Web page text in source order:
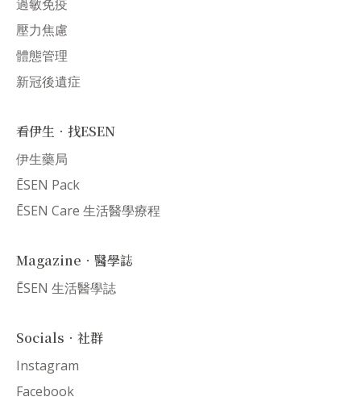
過敏免疫
壓力焦慮
體態管理
新冠後遺症
看伊生．找ESEN
伊生藥局
ĒSEN Pack
ĒSEN Care 生活醫學療程
Magazine．醫學誌
ĒSEN 生活醫學誌
Socials．社群
Instagram
Facebook